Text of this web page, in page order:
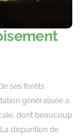
ses forêts
généralisée a
dont beaucoup
disparition de